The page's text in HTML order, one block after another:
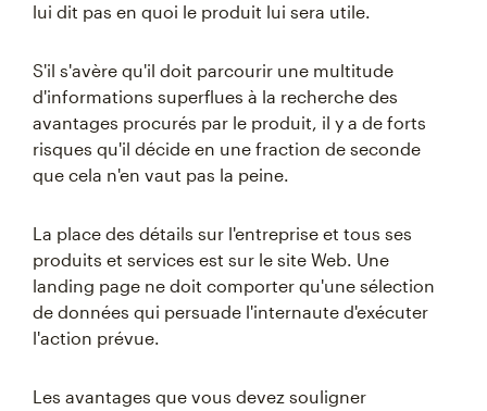
lui dit pas en quoi le produit lui sera utile.
S'il s'avère qu'il doit parcourir une multitude
d'informations superflues à la recherche des
avantages procurés par le produit, il y a de forts
risques qu'il décide en une fraction de seconde
que cela n'en vaut pas la peine.
La place des détails sur l'entreprise et tous ses
produits et services est sur le site Web. Une
landing page ne doit comporter qu'une sélection
de données qui persuade l'internaute d'exécuter
l'action prévue.
Les avantages que vous devez souligner